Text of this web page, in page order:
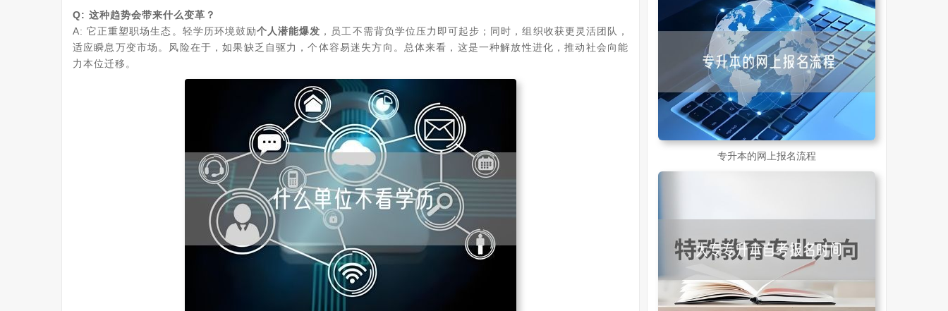
Q: 这种趋势会带来什么变革？
A: 它正重塑职场生态。轻学历环境鼓励个人潜能爆发 ，员工不需背负学位压力即可起步；同时，组织收获更灵活团队，
适应瞬息万变市场。风险在于，如果缺乏自驱力，个体容易迷失方向。总体来看，这是一种解放性进化，推动社会向能
力本位迁移。
专升本的网上报名流程